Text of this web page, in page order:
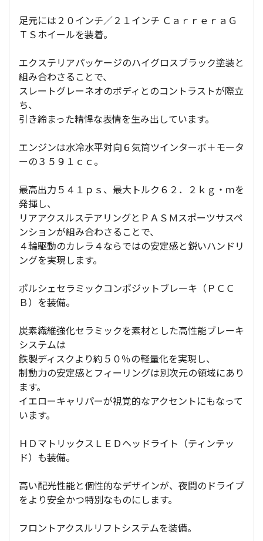
足元には２０インチ／２１インチ ＣａｒｒｅｒａＧ
ＴＳホイールを装着。
エクステリアパッケージのハイグロスブラック塗装と
組み合わさることで、
スレートグレーネオのボディとのコントラストが際立
ち、
引き締まった精悍な表情を生み出しています。
エンジンは水冷水平対向６気筒ツインターボ＋モータ
ーの３５９１ｃｃ。
最高出力５４１ｐｓ、最大トルク６２．２ｋｇ・ｍを
発揮し、
リアアクスルステアリングとＰＡＳＭスポーツサスペ
ンションが組み合わさることで、
４輪駆動のカレラ４ならではの安定感と鋭いハンドリ
ングを実現します。
ポルシェセラミックコンポジットブレーキ（ＰＣＣ
Ｂ）を装備。
炭素繊維強化セラミックを素材とした高性能ブレーキ
システムは
鉄製ディスクより約５０％の軽量化を実現し、
制動力の安定感とフィーリングは別次元の領域にあり
ます。
イエローキャリパーが視覚的なアクセントにもなって
います。
ＨＤマトリックスＬＥＤヘッドライト（ティンテッ
ド）も装備。
高い配光性能と個性的なデザインが、夜間のドライブ
をより安全かつ特別なものにします。
フロントアクスルリフトシステムを装備。